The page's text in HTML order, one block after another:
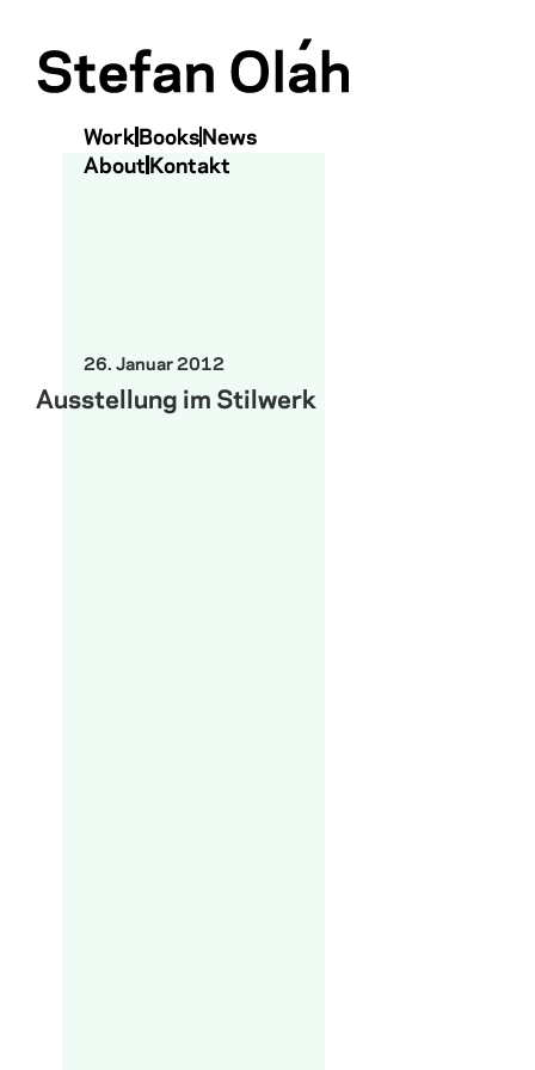
Menu
Skip to content
Work Books News
About Kontakt
26. Januar 2012
Ausstellung im Stilwerk